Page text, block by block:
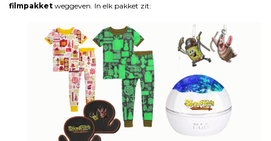
filmpakket weggeven. In elk pakket zit: